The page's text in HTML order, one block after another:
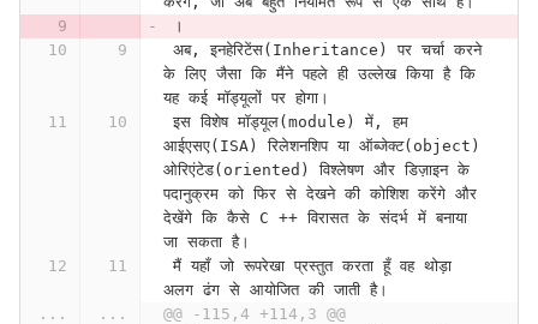
।
के लिए जैसा कि मैंने पहले ही उल्लेख किया है कि
यह कई मॉड्यूलों पर होगा।
इस विशेष मॉड्यूल(module) में, हम
आईएसए(ISA) रिलेशनशिप या ऑब्जेक्ट(object)
ओरिएंटेड(oriented) विश्लेषण और डिज़ाइन के
पदानुक्रम को फिर से देखने की कोशिश करेंगे और
देखेंगे कि कैसे C ++ विरासत के संदर्भ में बनाया
जा सकता है।
मैं यहाँ जो रूपरेखा प्रस्तुत करता हूँ वह थोड़ा
अलग ढंग से आयोजित की जाती है।
...
...
@@ -115,4 +114,3 @@